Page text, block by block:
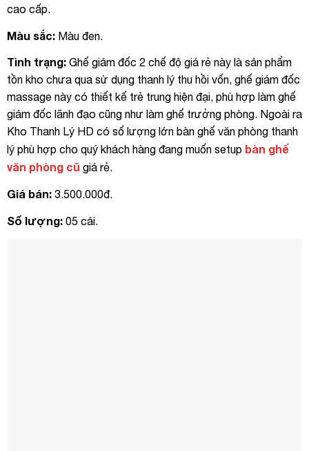
cao cấp.
Màu sắc: Màu đen.
Tình trạng: Ghế giám đốc 2 chế độ giá rẻ này là sản phẩm
tồn kho chưa qua sử dụng thanh lý thu hồi vốn, ghế giám đốc
massage này có thiết kế trẻ trung hiện đại, phù hợp làm ghế
giám đốc lãnh đạo cũng như làm ghế trưởng phòng. Ngoài ra
Kho Thanh Lý HD có số lượng lớn bàn ghế văn phòng thanh
lý phù hợp cho quý khách hàng đang muốn setup bàn ghế
văn phòng cũ giá rẻ.
Giá bán: 3.500.000đ.
Số lượng: 05 cái.